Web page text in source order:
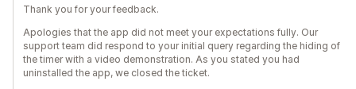
Thank you for your feedback.
Apologies that the app did not meet your expectations fully. Our
support team did respond to your initial query regarding the hiding of
the timer with a video demonstration. As you stated you had
uninstalled the app, we closed the ticket.